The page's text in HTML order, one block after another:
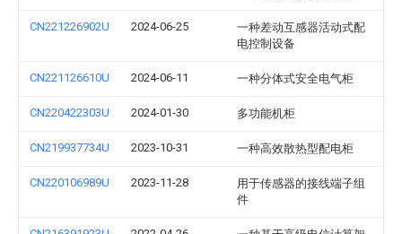
CN221226902U 2024-06-25
一种差动互感器活动式配
电控制设备
CN221126610U 2024-06-11 一种分体式安全电气柜
CN220422303U 2024-01-30 多功能机柜
CN219937734U 2023-10-31 一种高效散热型配电柜
CN220106989U 2023-11-28
用于传感器的接线端子组
件